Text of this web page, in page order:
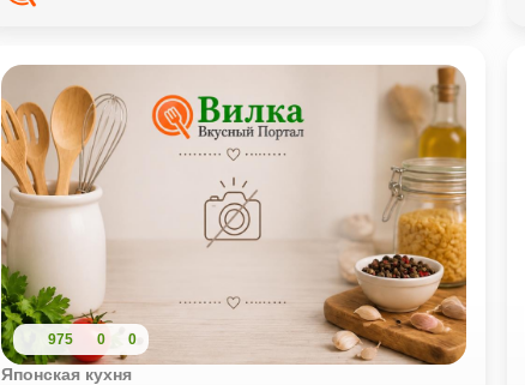
975 0 0
Японская кухня